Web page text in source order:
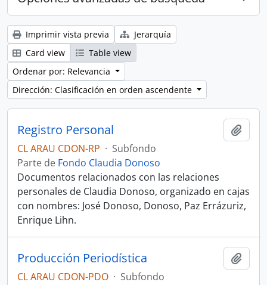
Imprimir vista previa
Jerarquía
Card view
Table view
Ordenar por: Relevancia
Dirección: Clasificación en orden ascendente
Registro Personal
CL ARAU CDON-RP · Subfondo
Parte de Fondo Claudia Donoso
Documentos relacionados con las relaciones
personales de Claudia Donoso, organizado en cajas
con nombres: José Donoso, Donoso, Paz Errázuriz,
Enrique Lihn.
Producción Periodística
CL ARAU CDON-PDO · Subfondo